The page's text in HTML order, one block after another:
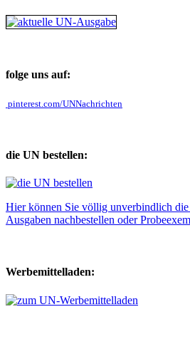
folge uns auf:
pinterest.com/UNNachrichten
die UN bestellen:
Hier können Sie völlig unverbindlich
Ausgaben nachbestellen oder
Werbemittelladen: